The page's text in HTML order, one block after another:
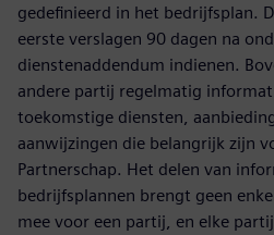
gedefinieerd in het bedrijfsplan.
eerste verslagen 90 dagen na
dienstenaddendum indienen.
andere partij regelmatig
toekomstige diensten,
aanwijzingen die belangrijk zijn
Partnerschap. Het delen van
bedrijfsplannen brengt geen
mee voor een partij, en elke